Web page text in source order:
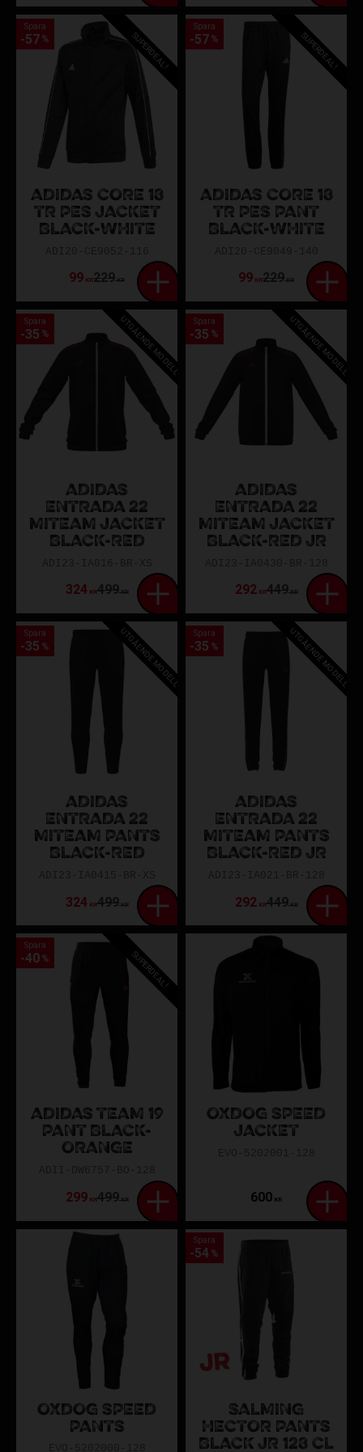
ADIDAS CORE 18
TR PES JACKET
BLACK-WHITE
99 KR229KR
Spara
57 % SUPERDEAL!
ADIDAS CORE 18
TR PES PANT
BLACK-WHITE
99 KR229KR
Spara
57 % SUPERDEAL!
ADIDAS
ENTRADA 22
MITEAM JACKET
BLACK-RED
324 KR499KR
Spara
35 % UTGÅENDE MODELL
ADIDAS
ENTRADA 22
MITEAM JACKET
BLACK-RED JR
292KR449KR
Spara
35 % UTGÅENDE MODELL
ADIDAS
ENTRADA 22
MITEAM PANTS
BLACK-RED
324 KR499KR
Spara
35 % UTGÅENDE MODELL
ADIDAS
ENTRADA 22
MITEAM PANTS
BLACK-RED JR
292KR449KR
Spara
35 % UTGÅENDE MODELL
ADIDAS TEAM 19
PANT BLACK-
ORANGE
299KR499KR
Spara
40 % SUPERDEAL!
OXDOG SPEED
JACKET
600 KR
OXDOG SPEED
PANTS
SALMING
HECTOR PANTS
BLACK JR 128 CL
Spara
54 %